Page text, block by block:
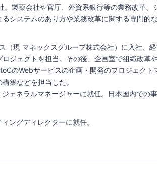
製薬会社や官庁、外資系銀行等の業務改革、
システムのあり方や業務改革に関する専門的
（現 マネックスグループ株式会社）に入社、
ジェクトを担当。その後、企画室で組織改革
のWebサービスの企画・開発のプロジェクト
築などを担当した。
ェネラルマネージャーに就任。日本国内での
ングディレクターに就任。